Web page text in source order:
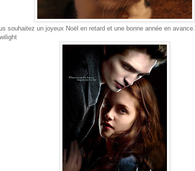
souhaitez un joyeux Noël en retard et une bonne année en avance.